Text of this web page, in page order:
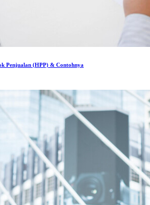
Penjualan (HPP) & Contohnya